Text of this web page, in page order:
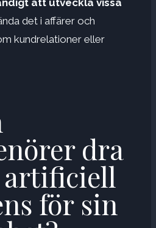
det i affärer och
kundrelationer eller
dra
artificiell
för sin